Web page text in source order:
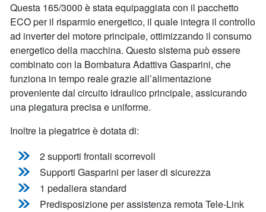
Questa 165/3000 è stata equipaggiata con il pacchetto
ECO per il risparmio energetico, il quale integra il controllo
ad inverter del motore principale, ottimizzando il consumo
energetico della macchina. Questo sistema può essere
combinato con la Bombatura Adattiva Gasparini, che
funziona in tempo reale grazie all’alimentazione
proveniente dal circuito idraulico principale, assicurando
una piegatura precisa e uniforme.
Inoltre la piegatrice è dotata di:
2 supporti frontali scorrevoli
Supporti Gasparini per laser di sicurezza
1 pedaliera standard
Predisposizione per assistenza remota Tele-Link